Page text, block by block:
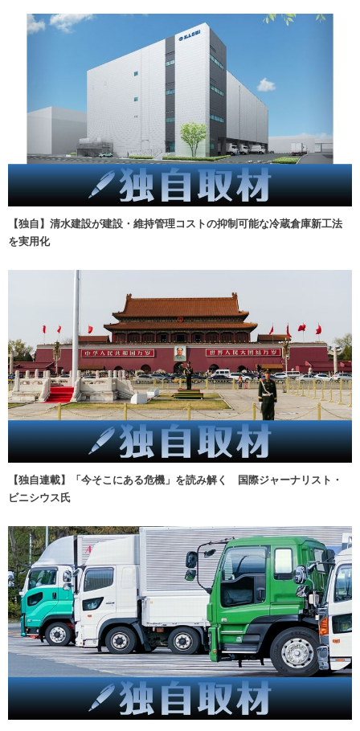
【独自】清水建設が建設・維持管理コストの抑制可能な冷蔵倉庫新工法
を実用化
【独自連載】「今そこにある危機」を読み解く 国際ジャーナリスト・
ビニシウス氏